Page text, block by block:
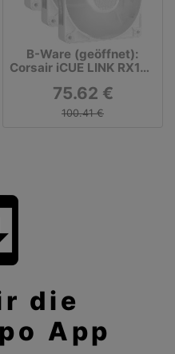
B-Ware (geöffnet):
Corsair iCUE LINK RX120
Ventilator 12 cm Weiß 3
Stück, CO-9051022-
WW
75.62 €
100.41 €
die
App